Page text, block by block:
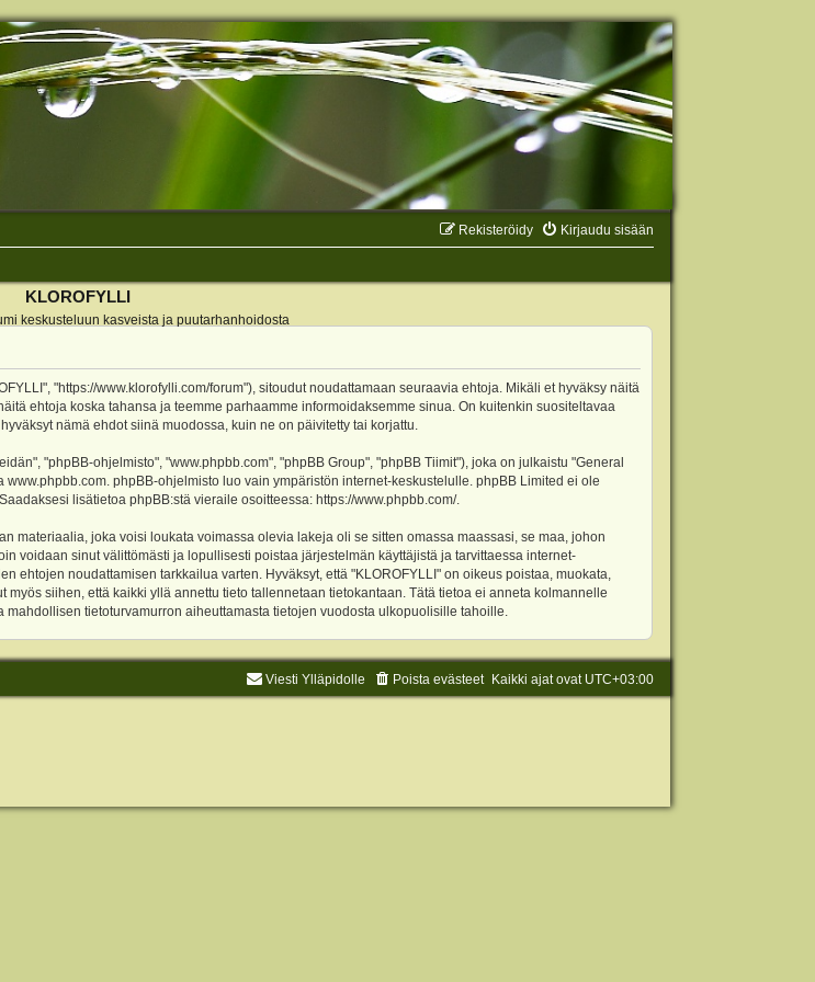
Kirjaudu sisään
Rekisteröidy
KLOROFYLLI
keskusteluun kasveista ja puutarhanhoidosta
"https://www.klorofylli.com/forum"), sitoudut noudattamaan seuraavia ehtoja. Mikäli et hyväksy näitä
ehtoja koska tahansa ja teemme parhaamme informoidaksemme sinua. On kuitenkin suositeltavaa
nämä ehdot siinä muodossa, kuin ne on päivitetty tai korjattu.
"phpBB-ohjelmisto", "www.phpbb.com", "phpBB Group", "phpBB Tiimit"), joka on julkaistu "General
www.phpbb.com. phpBB-ohjelmisto luo vain ympäristön internet-keskustelulle. phpBB Limited ei ole
lisätietoa phpBB:stä vieraile osoitteessa: https://www.phpbb.com/.
materiaalia, joka voisi loukata voimassa olevia lakeja oli se sitten omassa maassasi, se maa, johon
voidaan sinut välittömästi ja lopullisesti poistaa järjestelmän käyttäjistä ja tarvittaessa internet-
ehtojen noudattamisen tarkkailua varten. Hyväksyt, että "KLOROFYLLI" on oikeus poistaa, muokata,
siihen, että kaikki yllä annettu tieto tallennetaan tietokantaan. Tätä tietoa ei anneta kolmannelle
tietoturvamurron aiheuttamasta tietojen vuodosta ulkopuolisille tahoille.
Kaikki ajat ovat UTC+03:00
Poista evästeet
Viesti Ylläpidolle